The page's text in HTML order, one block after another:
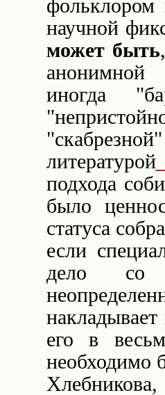
фольклором
научной
может быть
анонимной
иногда
литературой
подхода
было
статуса
если
дело со
накладывает
его в
необходимо